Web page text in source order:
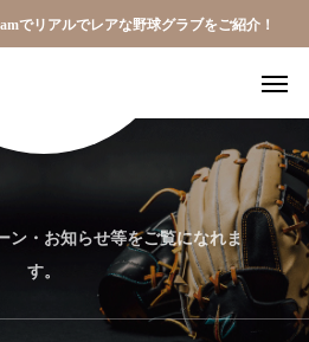
でリアルでレアな野球グラブをご紹介！
ン・お知らせ等をご覧になれま
す。